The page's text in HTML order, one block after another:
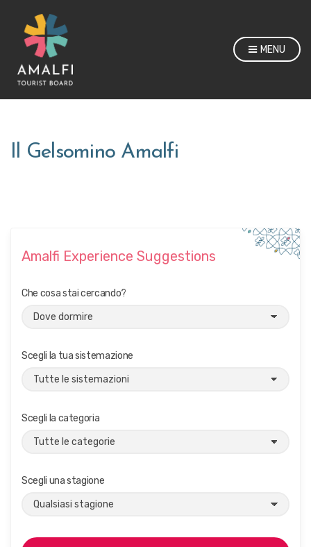
MENU
Il Gelsomino Amalfi
Amalfi Experience Suggestions
Che cosa stai cercando?
Scegli la tua sistemazione
Scegli la categoria
Scegli una stagione